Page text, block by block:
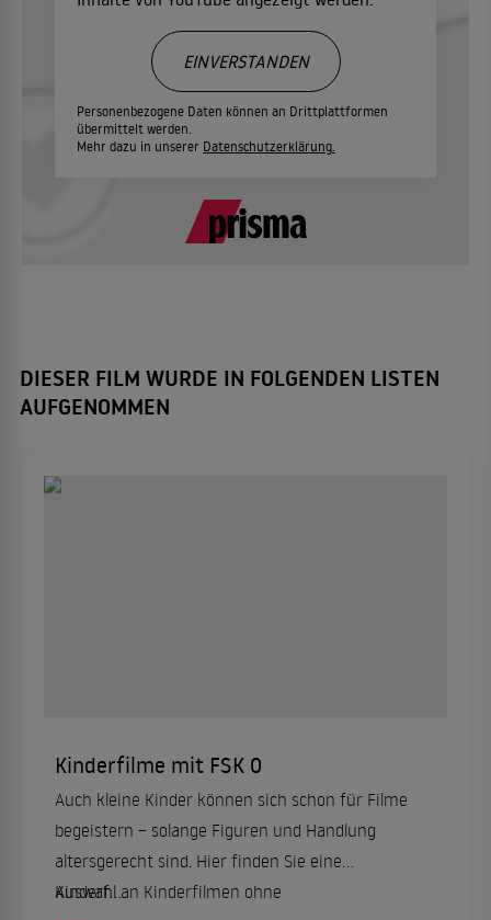
Personenbezogene Daten können an Drittplattformen
übermittelt werden.
Mehr dazu in unserer Datenschutzerklärung.
EINVERSTANDEN
DIESER FILM WURDE IN FOLGENDEN LISTEN
AUFGENOMMEN
Kinderfilme mit FSK 0
Auch kleine Kinder können sich schon für Filme
begeistern – solange Figuren und Handlung
altersgerecht sind. Hier finden Sie eine
Auswahl an Kinderfilmen ohne
Kinderf...